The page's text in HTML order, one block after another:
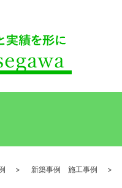
新築事例 施工事例